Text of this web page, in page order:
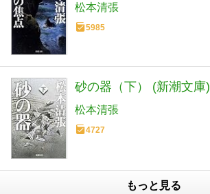
松本清張
5985
砂の器（下） (新潮文庫)
松本清張
4727
もっと見る